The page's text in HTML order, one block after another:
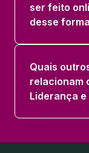
ser feito
desse
Quais
relacionam
Liderança